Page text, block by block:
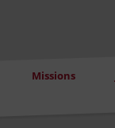
Missions